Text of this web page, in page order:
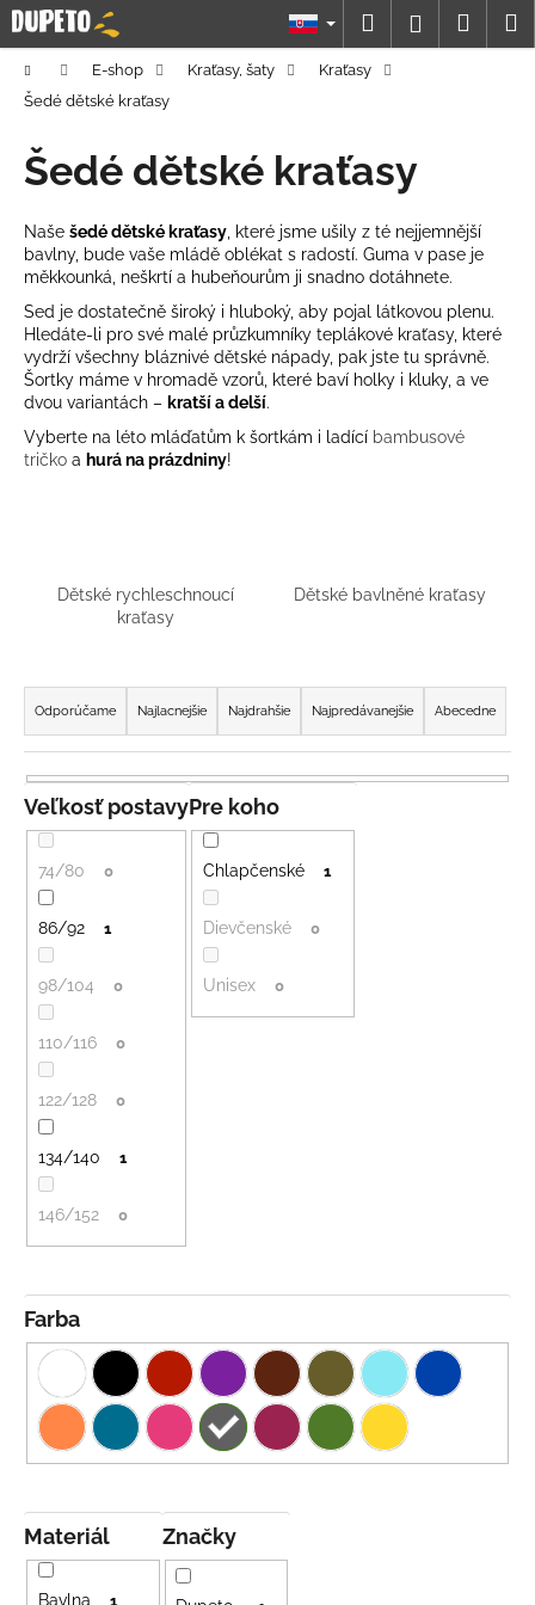
Prejsť
na
obsah
Hľadať
DomovE-shop Kraťasy, šaty
Kraťasy
Šedé dětské kraťasy
Šedé dětské kraťasy
Naše šedé dětské kraťasy , které jsme ušily z té nejjemnější
bavlny, bude vaše mládě oblékat s radostí. Guma v pase je
měkkounká, neškrtí a hubeňourům ji snadno dotáhnete.
Sed je dostatečně široký i hluboký, aby pojal látkovou plenu.
Hledáte-li pro své malé průzkumníky teplákové kraťasy, které
vydrží všechny bláznivé dětské nápady, pak jste tu správně.
Šortky máme v hromadě vzorů, které baví holky i kluky, a ve
dvou variantách – kratší a delší.
Vyberte na léto mláďatům k šortkám i ladící bambusové
tričko a hurá na prázdniny!
Dětské rychleschnoucí
kraťasy
Dětské bavlněné kraťasy
R
a
d
e
n
i
e
p
o
d
u
o
Odporúčame Najlacnejšie Najdrahšie Najpredávanejšie Abecedne
Značky
Farba
Materiál
Bavlna 1
Pre koho
Chlapčenské 1
Dievčenské 0
Unisex 0
Veľkosť postavy
74/80 0
86/92 1
98/104 0
110/116 0
122/128 0
134/140 1
146/152 0
K
o
o
p
o
t
r
e
b
u
j
e
t
?
HĽADAŤ
O
d
p
m
LETNÉ
NOHAVICE
€29